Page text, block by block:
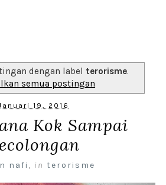
dengan label terorisme.
semua postingan
19, 2016
Kok Sampai
nafi , in terorisme